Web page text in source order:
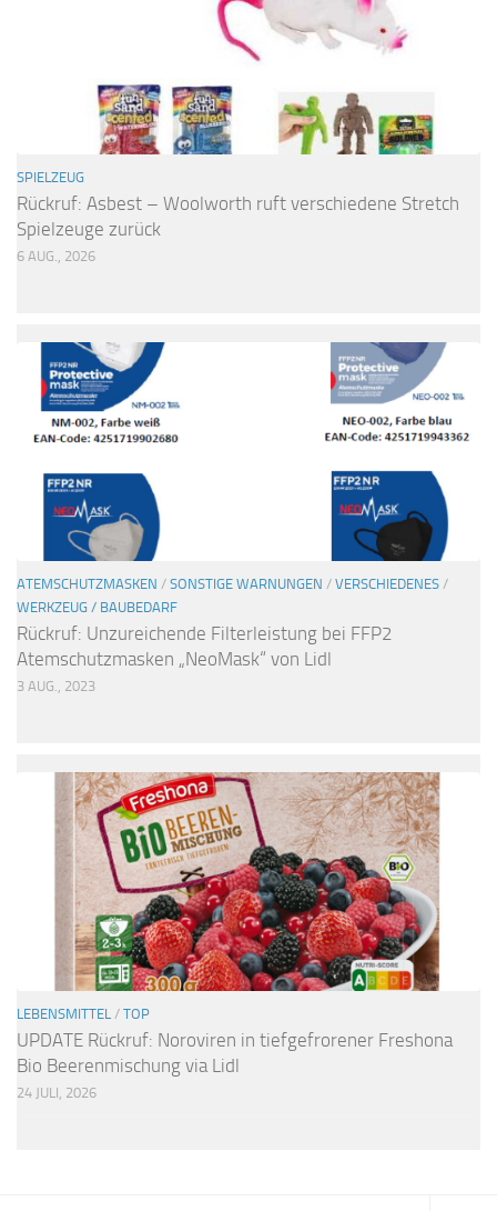
SPIELZEUG
Rückruf: Asbest – Woolworth ruft verschiedene Stretch
Spielzeuge zurück
6 AUG., 2026
ATEMSCHUTZMASKEN / SONSTIGE WARNUNGEN / VERSCHIEDENES /
WERKZEUG / BAUBEDARF
Rückruf: Unzureichende Filterleistung bei FFP2
Atemschutzmasken „NeoMask“ von Lidl
3 AUG., 2023
LEBENSMITTEL / TOP
UPDATE Rückruf: Noroviren in tiefgefrorener Freshona
Bio Beerenmischung via Lidl
24 JULI, 2026